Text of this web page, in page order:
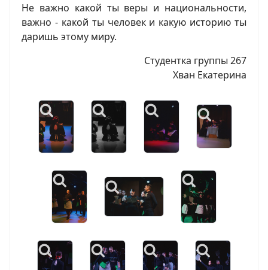
Не важно какой ты веры и национальности,
важно - какой ты человек и какую историю ты
даришь этому миру.
Студентка группы 267
Хван Екатерина